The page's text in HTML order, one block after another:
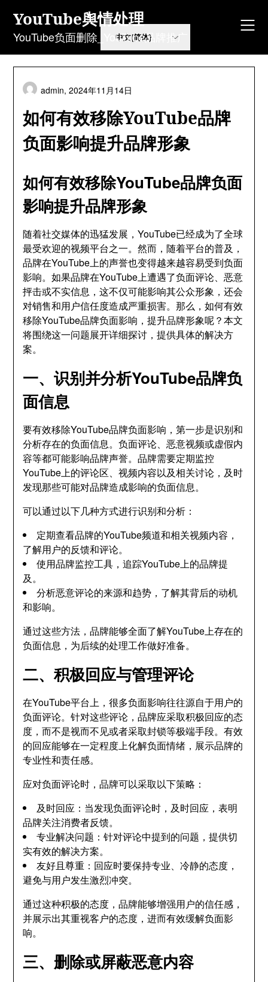
content
YouTube舆情处理
YouTube负面删除_YouTube品牌推广
如何有效移除YouTube品牌
负面影响提升品牌形象
admin,2024年11月14日
如何有效移除YouTube品牌负面
影响提升品牌形象
随着社交媒体的迅猛发展，YouTube已经成为了全球
最受欢迎的视频平台之一。然而，随着平台的普及，
品牌在YouTube上的声誉也变得越来越容易受到负面
影响。如果品牌在YouTube上遭遇了负面评论、恶意
抨击或不实信息，这不仅可能影响其公众形象，还会
对销售和用户信任度造成严重损害。那么，如何有效
移除YouTube品牌负面影响，提升品牌形象呢？本文
将围绕这一问题展开详细探讨，提供具体的解决方
案。
一、识别并分析YouTube品牌负
面信息
要有效移除YouTube品牌负面影响，第一步是识别和
分析存在的负面信息。负面评论、恶意视频或虚假内
容等都可能影响品牌声誉。品牌需要定期监控
YouTube上的评论区、视频内容以及相关讨论，及时
发现那些可能对品牌造成影响的负面信息。
可以通过以下几种方式进行识别和分析：
定期查看品牌的YouTube频道和相关视频内容，
了解用户的反馈和评论。
使用品牌监控工具，追踪YouTube上的品牌提
及。
分析恶意评论的来源和趋势，了解其背后的动机
和影响。
通过这些方法，品牌能够全面了解YouTube上存在的
负面信息，为后续的处理工作做好准备。
二、积极回应与管理评论
在YouTube平台上，很多负面影响往往源自于用户的
负面评论。针对这些评论，品牌应采取积极回应的态
度，而不是视而不见或者采取封锁等极端手段。有效
的回应能够在一定程度上化解负面情绪，展示品牌的
专业性和责任感。
应对负面评论时，品牌可以采取以下策略：
及时回应：当发现负面评论时，及时回应，表明
品牌关注消费者反馈。
专业解决问题：针对评论中提到的问题，提供切
实有效的解决方案。
友好且尊重：回应时要保持专业、冷静的态度，
避免与用户发生激烈冲突。
通过这种积极的态度，品牌能够增强用户的信任感，
并展示出其重视客户的态度，进而有效缓解负面影
响。
三、删除或屏蔽恶意内容